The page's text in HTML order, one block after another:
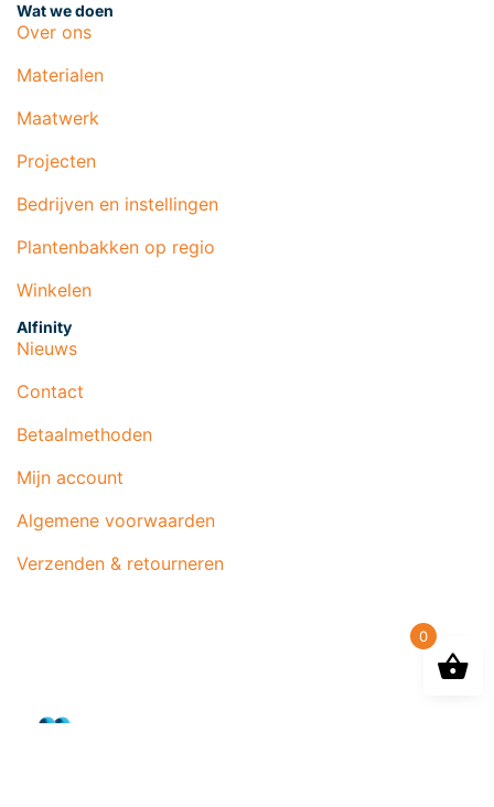
Wat we doen
Over ons
Materialen
Maatwerk
Projecten
Bedrijven en instellingen
Plantenbakken op regio
Winkelen
Alfinity
Nieuws
Contact
Betaalmethoden
Mijn account
Algemene voorwaarden
Verzenden & retourneren
0